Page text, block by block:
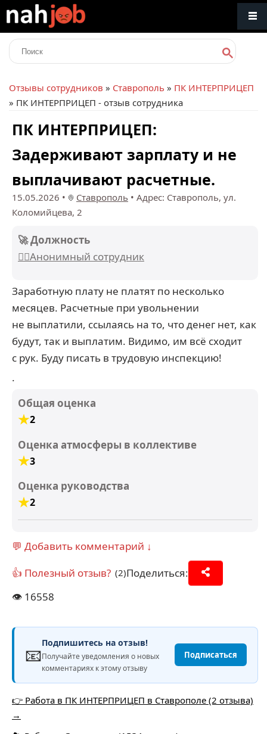
Отзывы сотрудников » Ставрополь » ПК ИНТЕРПРИЦЕП
» ПК ИНТЕРПРИЦЕП - отзыв сотрудника
ПК ИНТЕРПРИЦЕП:
Задерживают зарплату и не
выплачивают расчетные.
15.05.2026 • Ставрополь • Адрес: Ставрополь, ул.
Коломийцева, 2
🚀 Должность
🕵️‍♂️Анонимный сотрудник
Заработную плату не платят по несколько
месяцев. Расчетные при увольнении
не выплатили, ссылаясь на то, что денег нет, как
будут, так и выплатим. Видимо, им всё сходит
с рук. Буду писать в трудовую инспекцию!
.
Общая оценка
2
Оценка атмосферы в коллективе
3
Оценка руководства
2
💬 Добавить комментарий ↓
👍 Полезный отзыв? (2)Поделиться:
👁️ 16558
📧
Подпишитесь на отзыв!
Получайте уведомления о новых
комментариях к этому отзыву
Подписаться
👉 Работа в ПК ИНТЕРПРИЦЕП в Ставрополе (2 отзыва)
→